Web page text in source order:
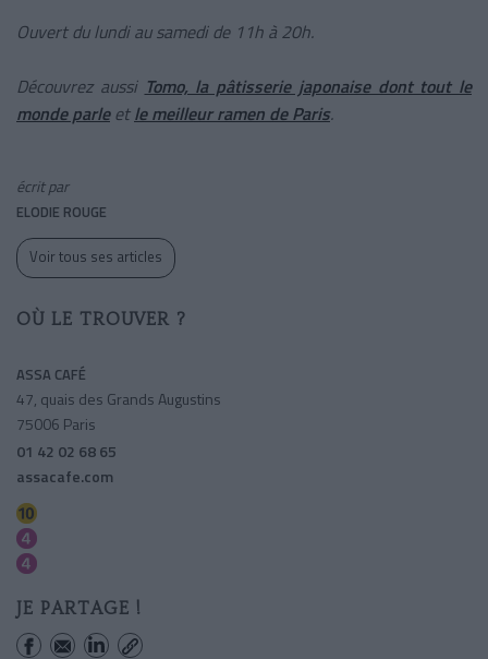
Ouvert du lundi au samedi de 11h à 20h.
Découvrez aussi Tomo, la pâtisserie japonaise dont tout le
monde parleetle meilleur ramen de Paris.
écrit par
ELODIE ROUGE
Voir tous ses articles
OÙ LE TROUVER ?
ASSA CAFÉ
47, quais des Grands Augustins
75006 Paris
01 42 02 68 65
assacafe.com
JE PARTAGE !